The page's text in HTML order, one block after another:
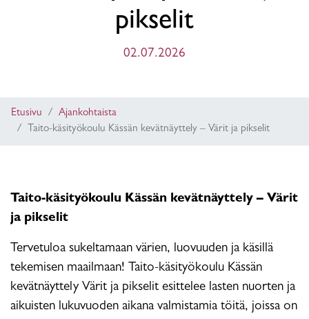
pikselit
02.07.2026
Etusivu
Ajankohtaista
Taito-käsityökoulu Kässän kevätnäyttely – Värit ja pikselit
Taito-käsityökoulu Kässän kevätnäyttely – Värit
ja pikselit
Tervetuloa sukeltamaan värien, luovuuden ja käsillä
tekemisen maailmaan! Taito-käsityökoulu Kässän
kevätnäyttely Värit ja pikselit esittelee lasten nuorten ja
aikuisten lukuvuoden aikana valmistamia töitä, joissa on